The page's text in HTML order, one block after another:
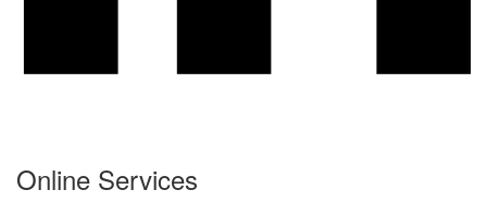
Online Services